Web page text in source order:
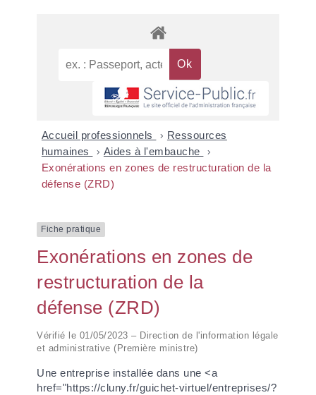
Accueil professionnels > Ressources
humaines
> Aides à l'embauche >
Exonérations en zones de restructuration de la
défense (ZRD)
Fiche pratique
Exonérations en zones de
restructuration de la
défense (ZRD)
Vérifié le 01/05/2023 – Direction de l'information légale
et administrative (Première ministre)
Une entreprise installée dans une <a
href="https://cluny.fr/guichet-virtuel/entreprises/?